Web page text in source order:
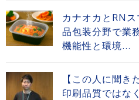
カナオカとRN
品包装分野で業
機能性と環境...
【この人に聞
印刷品質ではな